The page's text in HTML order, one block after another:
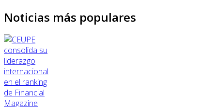
Noticias más populares